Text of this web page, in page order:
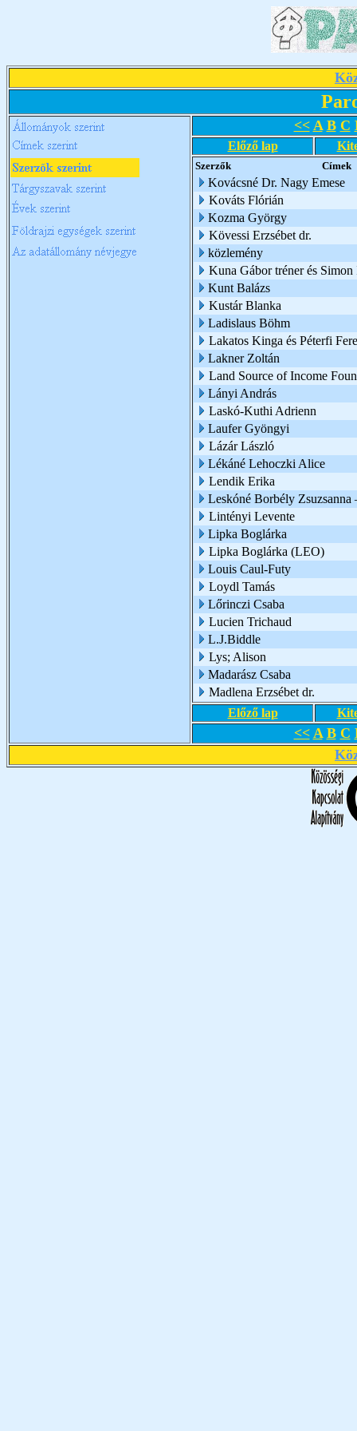
<< A B C
Előző lap
Szerzők Címek
Kovácsné Dr. Nagy Emese
Kováts Flórián
Kozma György
Kövessi Erzsébet dr.
közlemény
Kuna Gábor tréner és
Kunt Balázs
Kustár Blanka
Ladislaus Böhm
Lakatos Kinga és Péterfi
Lakner Zoltán
Land Source of Income
Lányi András
Laskó-Kuthi Adrienn
Laufer Gyöngyi
Lázár László
Lékáné Lehoczki Alice
Lendik Erika
Leskóné Borbély Zsuzsanna
Lintényi Levente
Lipka Boglárka
Lipka Boglárka (LEO)
Louis Caul-Futy
Loydl Tamás
Lőrinczi Csaba
Lucien Trichaud
L.J.Biddle
Lys; Alison
Madarász Csaba
Madlena Erzsébet dr.
Előző lap
<< A B C